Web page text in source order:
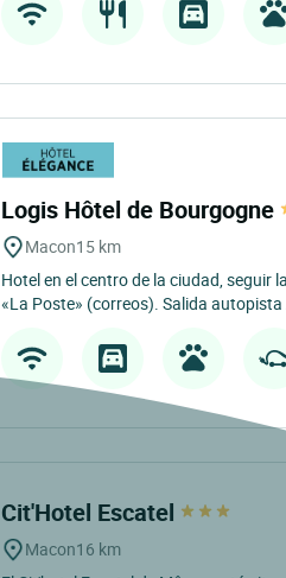
Logis Hôtel de Bourgogne
Macon15 km
Hotel en el centro de la ciudad, seguir
«La Poste» (correos). Salida autopista
Cit'Hotel Escatel
Macon16 km